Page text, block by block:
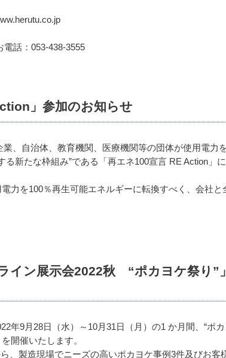
話：053-438-3555
」参加のお知らせ
、自治体、教育機関、医療機関等の団体が使用電力
る新たな枠組み”である「再エネ100宣言 RE Action」
力を100％再生可能エネルギーに転換すべく、会社と
イン展示会2022秋 “ポカヨケ祭り”
年9月28日（水）～10月31日（月）の1 か月間、“ポ
開催いたします。
、製造現場でニーズの高いポカヨケ事例3件及びお